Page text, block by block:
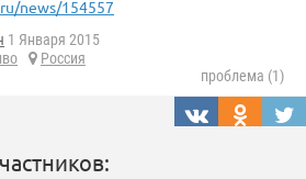
news/154557
1 Января 2015
Россия
проблема (1)